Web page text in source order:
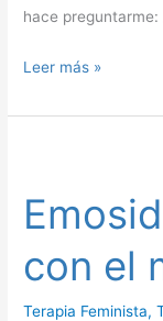
hace
Leer más »
con el
Terapia Feminista,
con
el
multitasking